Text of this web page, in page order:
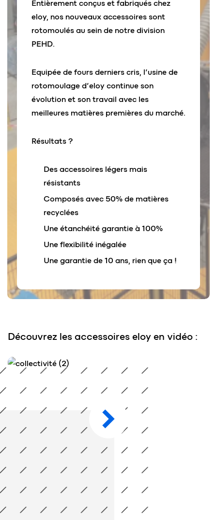
Entièrement conçus et fabriqués chez
eloy, nos nouveaux accessoires sont
rotomoulés au sein de notre division
PEHD.
Equipée de fours derniers cris, l’usine de
rotomoulage d’eloy continue son
évolution et son travail avec les
meilleures matières premières du marché.
Résultats ?
Des accessoires légers mais
résistants
Composés avec 50% de matières
recyclées
Une étanchéité garantie à 100%
Une flexibilité inégalée
Une garantie de 10 ans, rien que ça !
Découvrez les accessoires eloy en vidéo :